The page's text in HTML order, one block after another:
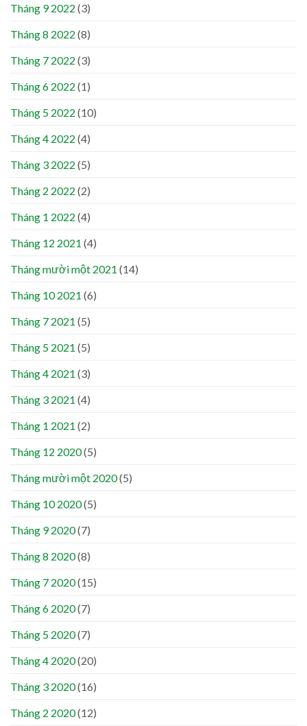
Tháng 9 2022 (3)
Tháng 8 2022 (8)
Tháng 7 2022 (3)
Tháng 6 2022 (1)
Tháng 5 2022 (10)
Tháng 4 2022 (4)
Tháng 3 2022 (5)
Tháng 2 2022 (2)
Tháng 1 2022 (4)
Tháng 12 2021 (4)
Tháng mười một 2021 (14)
Tháng 10 2021 (6)
Tháng 7 2021 (5)
Tháng 5 2021 (5)
Tháng 4 2021 (3)
Tháng 3 2021 (4)
Tháng 1 2021 (2)
Tháng 12 2020(5)
Tháng mười một 2020(5)
Tháng 10 2020(5)
Tháng 9 2020(7)
Tháng 8 2020(8)
Tháng 7 2020(15)
Tháng 6 2020(7)
Tháng 5 2020(7)
Tháng 4 2020(20)
Tháng 3 2020(16)
Tháng 2 2020(12)